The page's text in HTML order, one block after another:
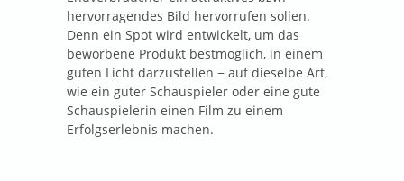
hervorragendes Bild hervorrufen sollen.
Denn ein Spot wird entwickelt, um das
beworbene Produkt bestmöglich, in einem
guten Licht darzustellen − auf dieselbe Art,
wie ein guter Schauspieler oder eine gute
Schauspielerin einen Film zu einem
Erfolgserlebnis machen.